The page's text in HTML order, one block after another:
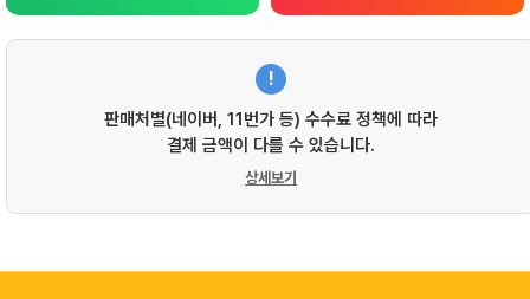
!
판매처별(네이버, 11번가 등) 수수료 정책에 따라
결제 금액이 다를 수 있습니다.
상세보기